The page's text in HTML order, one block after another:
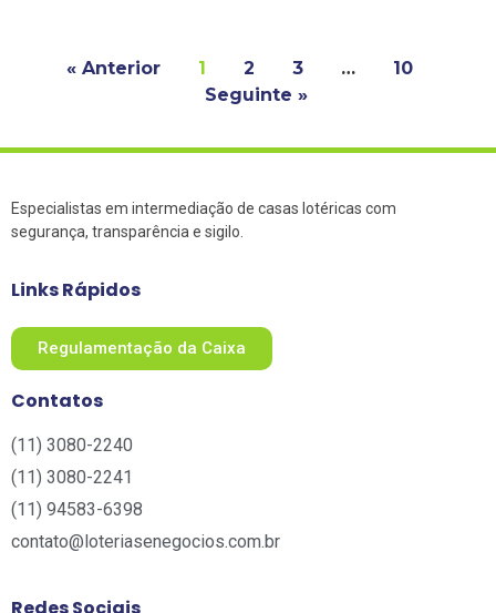
« Anterior 1 2 3 …
10
Seguinte »
Especialistas em intermediação de casas lotéricas com
segurança, transparência e sigilo.
Links Rápidos
Regulamentação da Caixa
Contatos
(11) 3080-2240​
(11) 3080-2241​
(11) 94583-6398
contato@loteriasenegocios.com.br​